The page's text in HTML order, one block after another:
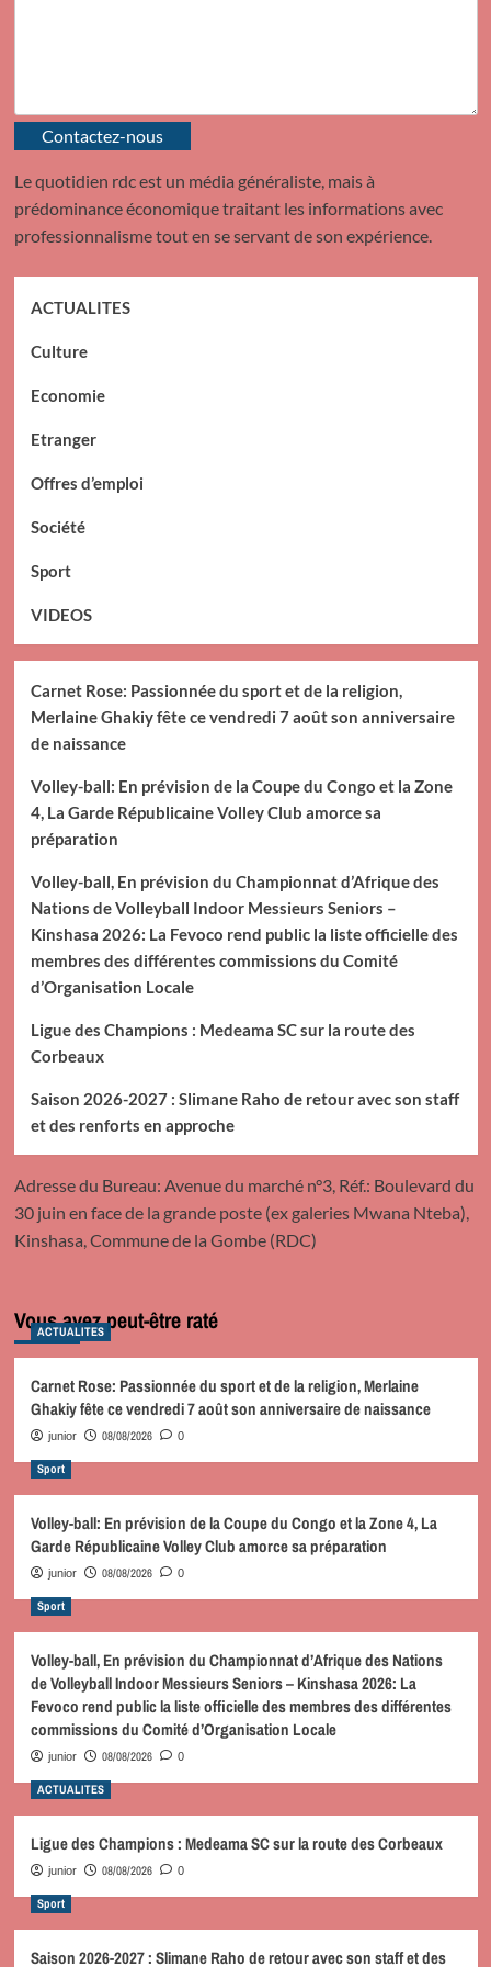
Contactez-nous
Le quotidien rdc est un média généraliste, mais à
prédominance économique traitant les informations avec
professionnalisme tout en se servant de son expérience.
ACTUALITES
Culture
Economie
Etranger
Offres d’emploi
Société
Sport
VIDEOS
Carnet Rose: Passionnée du sport et de la religion,
Merlaine Ghakiy fête ce vendredi 7 août son anniversaire
de naissance
Volley-ball: En prévision de la Coupe du Congo et la Zone
4, La Garde Républicaine Volley Club amorce sa
préparation
Volley-ball, En prévision du Championnat d’Afrique des
Nations de Volleyball Indoor Messieurs Seniors –
Kinshasa 2026: La Fevoco rend public la liste officielle des
membres des différentes commissions du Comité
d’Organisation Locale
Ligue des Champions : Medeama SC sur la route des
Corbeaux
Saison 2026-2027 : Slimane Raho de retour avec son staff
et des renforts en approche
Adresse du Bureau: Avenue du marché n°3, Réf.: Boulevard du
30 juin en face de la grande poste (ex galeries Mwana Nteba),
Kinshasa, Commune de la Gombe (RDC)
Vous avez peut-être raté
ACTUALITES
Carnet Rose: Passionnée du sport et de la religion, Merlaine
Ghakiy fête ce vendredi 7 août son anniversaire de naissance
junior 08/08/2026 0
Sport
Volley-ball: En prévision de la Coupe du Congo et la Zone 4, La
Garde Républicaine Volley Club amorce sa préparation
junior 08/08/2026 0
Sport
Volley-ball, En prévision du Championnat d’Afrique des Nations
de Volleyball Indoor Messieurs Seniors – Kinshasa 2026: La
Fevoco rend public la liste officielle des membres des différentes
commissions du Comité d’Organisation Locale
junior 08/08/2026 0
ACTUALITES
Ligue des Champions : Medeama SC sur la route des Corbeaux
junior 08/08/2026 0
Sport
Saison 2026-2027 : Slimane Raho de retour avec son staff et des